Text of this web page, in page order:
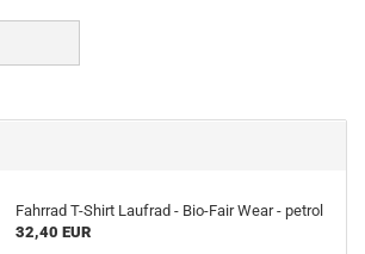
Fahrrad T-Shirt Laufrad - Bio-Fair Wear - petrol
32,40 EUR